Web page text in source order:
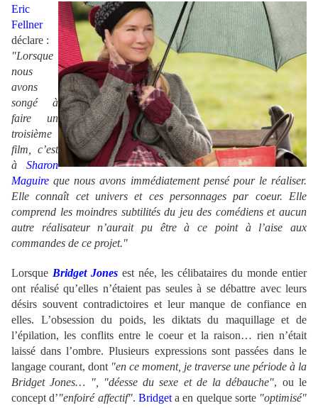
Eric
Fellner
déclare :
"Lorsque
nous
avons
songé à
faire un
troisième
film, c’est
à Sharon
Maguire que nous avons immédiatement pensé pour le réaliser.
Elle connaît cet univers et ces personnages par coeur. Elle
comprend les moindres subtilités du jeu des comédiens et aucun
autre réalisateur n’aurait pu être à ce point à l’aise aux
commandes de ce projet."
Lorsque Bridget Jones est née, les célibataires du monde entier
ont réalisé qu’elles n’étaient pas seules à se débattre avec leurs
désirs souvent contradictoires et leur manque de confiance en
elles. L’obsession du poids, les diktats du maquillage et de
l’épilation, les conflits entre le coeur et la raison… rien n’était
laissé dans l’ombre. Plusieurs expressions sont passées dans le
langage courant, dont "en ce moment, je traverse une période à la
Bridget Jones… ", "déesse du sexe et de la débauche", ou le
concept d’"enfoiré affectif". Bridgeta en quelque sorte "optimisé"